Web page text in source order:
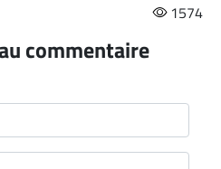
1574
commentaire